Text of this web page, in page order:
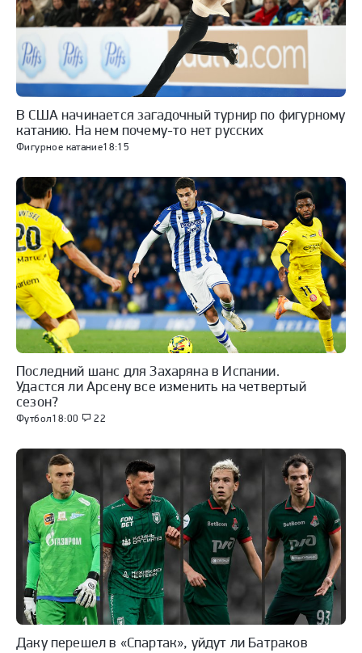
Фигурное катание18:15
В США начинается загадочный турнир по фигурному
катанию. На нем почему-то нет русских
Футбол18:00 22
Последний шанс для Захаряна в Испании.
Удастся ли Арсену все изменить на четвертый
сезон?
Даку перешел в «Спартак», уйдут ли Батраков